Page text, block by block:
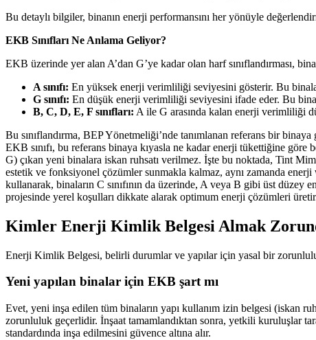
Bu detaylı bilgiler, binanın enerji performansını her yönüyle
EKB Sınıfları Ne Anlama Geliyor?
EKB üzerinde yer alan A’dan G’ye kadar olan harf sınıflandırması,
A sınıfı: En yüksek enerji verimliliği seviyesini gösterir. Bu
G sınıfı: En düşük enerji verimliliği seviyesini ifade eder. Bu
B, C, D, E, F sınıfları: A ile G arasında kalan enerji verimliliği
Bu sınıflandırma, BEP Yönetmeliği’nde tanımlanan referans bir
EKB sınıfı, bu referans binaya kıyasla ne kadar enerji tükettiğine
G) çıkan yeni binalara iskan ruhsatı verilmez. İşte bu noktada, Tint
estetik ve fonksiyonel çözümler sunmakla kalmaz, aynı zamanda
kullanarak, binaların C sınıfının da üzerinde, A veya B gibi üst
projesinde yerel koşulları dikkate alarak optimum enerji çözümleri
Kimler Enerji Kimlik Belgesi Almak
Enerji Kimlik Belgesi, belirli durumlar ve yapılar için yasal bir
Yeni yapılan binalar için EKB şart mı
Evet, yeni inşa edilen tüm binaların yapı kullanım izin belgesi (iskan
zorunluluk geçerlidir. İnşaat tamamlandıktan sonra, yetkili kuruluşlar
standardında inşa edilmesini güvence altına alır.